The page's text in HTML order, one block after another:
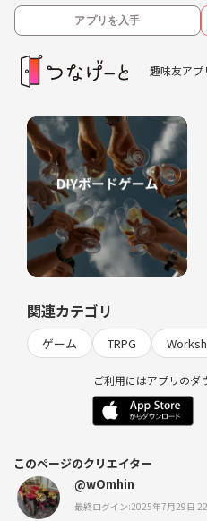
アプリを入手
趣味友アプ
関連カテゴリ
ゲーム TRPG
ご利用にはアプリのダ
このページのクリエイター
@wOmhin
最終ログイン:2025年7月29日